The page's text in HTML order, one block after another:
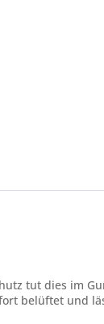
tut dies im
belüftet und